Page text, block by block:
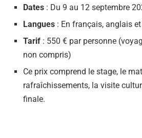
Dates : Du 9 au 12 septembre
Langues : En français, anglais
Tarif : 550 € par personne
non compris)
Ce prix comprend le stage, le
rafraîchissements, la visite
finale.